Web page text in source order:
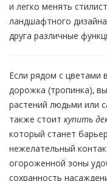
и легко менять
ландшафтного
друга различные
Если рядом с цветами
дорожка (тропинка),
растений людьми или
также стоит купить
который станет
нежелательный
огороженной зоны
сохранность